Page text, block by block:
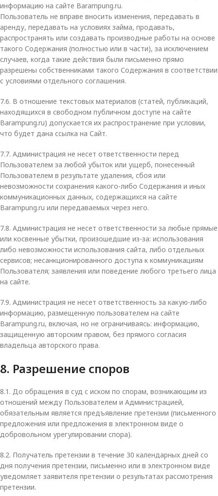
информацию на сайте Barampung.ru.
Пользователь не вправе вносить изменения, передавать в
аренду, передавать на условиях займа, продавать,
распространять или создавать производные работы на основе
такого Содержания (полностью или в части), за исключением
случаев, когда такие действия были письменно прямо
разрешены собственниками такого Содержания в соответствии
с условиями отдельного соглашения.
7.6. В отношение текстовых материалов (статей, публикаций,
находящихся в свободном публичном доступе на сайте
Barampung.ru) допускается их распространение при условии,
что будет дана ссылка на Сайт.
7.7. Администрация не несет ответственности перед
Пользователем за любой убыток или ущерб, понесенный
Пользователем в результате удаления, сбоя или
невозможности сохранения какого-либо Содержания и иных
коммуникационных данных, содержащихся на сайте
Barampung.ru или передаваемых через него.
7.8. Администрация не несет ответственности за любые прямые
или косвенные убытки, произошедшие из-за: использования
либо невозможности использования сайта, либо отдельных
сервисов; несанкционированного доступа к коммуникациям
Пользователя; заявления или поведение любого третьего лица
на сайте.
7.9. Администрация не несет ответственность за какую-либо
информацию, размещенную пользователем на сайте
Barampung.ru, включая, но не ограничиваясь: информацию,
защищенную авторским правом, без прямого согласия
владельца авторского права.
8. Разрешение споров
8.1. До обращения в суд с иском по спорам, возникающим из
отношений между Пользователем и Администрацией,
обязательным является предъявление претензии (письменного
предложения или предложения в электронном виде о
добровольном урегулировании спора).
8.2. Получатель претензии в течение 30 календарных дней со
дня получения претензии, письменно или в электронном виде
уведомляет заявителя претензии о результатах рассмотрения
претензии.